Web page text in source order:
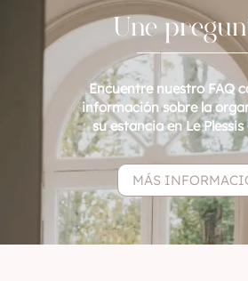
Une
Encuentre nuestro FAQ
información sobre la
su estancia en Le
MÁS